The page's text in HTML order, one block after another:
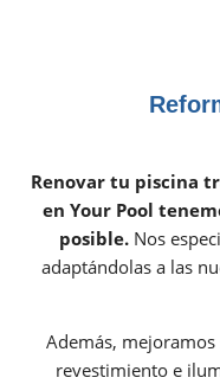
Renovar tu piscina
en Your Pool
posible. Nos
adaptándolas a las
Además,
revestimiento e